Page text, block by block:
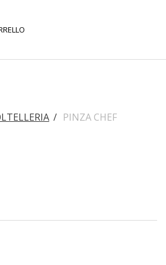
/ PINZA CHEF